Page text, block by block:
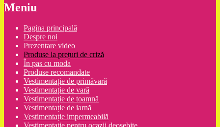
Meniu
Pagina principală
Despre noi
Prezentare video
Produse la prețuri de criză
În pas cu moda
Produse recomandate
Vestimentație de primăvară
Vestimentație de vară
Vestimentație de toamnă
Vestimentație de iarnă
Vestimentație impermeabilă